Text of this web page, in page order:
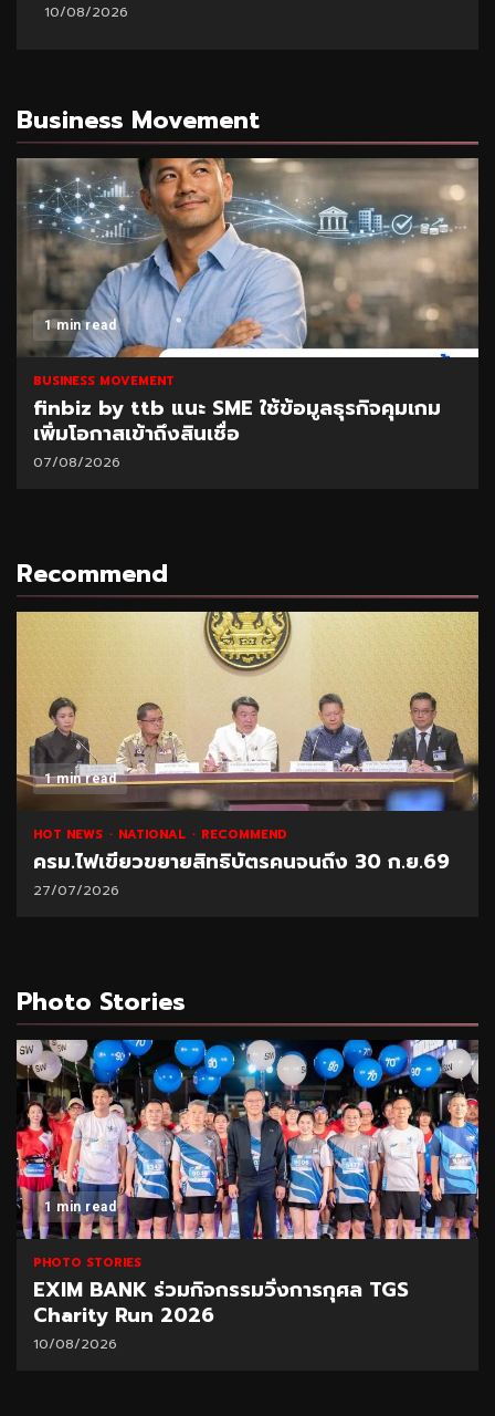
10/08/2026
Business Movement
1 min read
BUSINESS MOVEMENT
finbiz by ttb แนะ SME ใช้ข้อมูลธุรกิจคุมเกม
เพิ่มโอกาสเข้าถึงสินเชื่อ
07/08/2026
Recommend
1 min read
HOT NEWS NATIONAL RECOMMEND
ครม.ไฟเขียวขยายสิทธิบัตรคนจนถึง 30 ก.ย.69
27/07/2026
Photo Stories
1 min read
PHOTO STORIES
EXIM BANK ร่วมกิจกรรมวิ่งการกุศล TGS
Charity Run 2026
10/08/2026